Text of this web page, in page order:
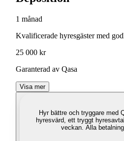
1 månad
Kvalificerade hyresgäster med
25 000 kr
Garanterad av Qasa
Visa mer
Hyr bättre och tryggare med
hyresvärd, ett tryggt
veckan. Alla